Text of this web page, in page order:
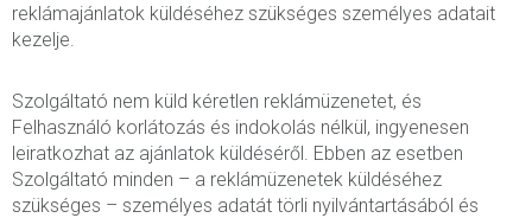
reklámajánlatok küldéséhez szükséges személyes adatait
kezelje.
Szolgáltató nem küld kéretlen reklámüzenetet, és
Felhasználó korlátozás és indokolás nélkül, ingyenesen
leiratkozhat az ajánlatok küldéséről. Ebben az esetben
Szolgáltató minden – a reklámüzenetek küldéséhez
szükséges – személyes adatát törli nyilvántartásából és